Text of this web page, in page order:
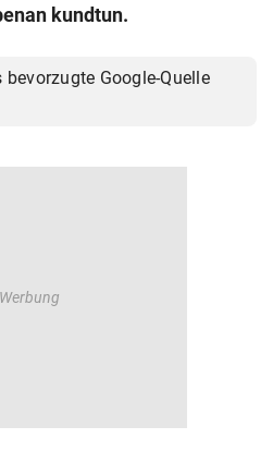
kundtun.
Google-Quelle